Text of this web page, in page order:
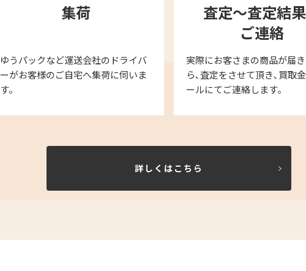
集荷
ゆうパックなど運送会社のドライバ
ーがお客様のご自宅へ集荷に伺いま
す。
査定～査定結
ご連絡
実際にお客さまの商品が届
ら､査定をさせて頂き､買取
ールにてご連絡します。
詳しくはこちら